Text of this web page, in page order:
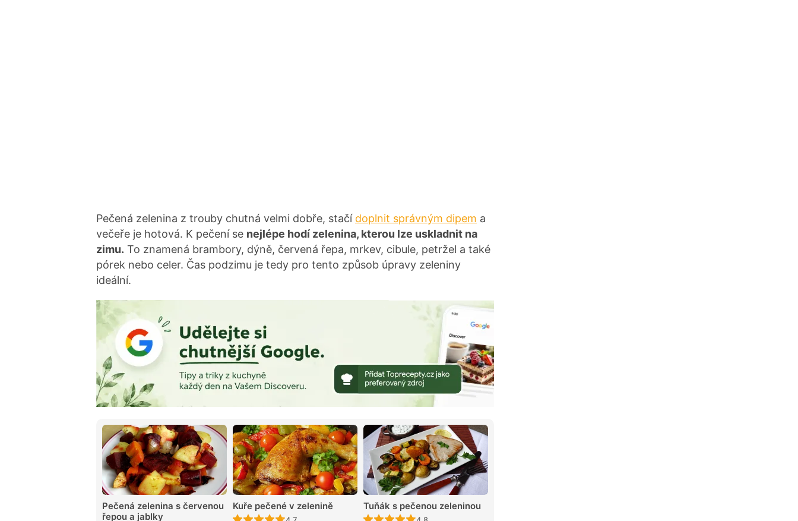
Pečená zelenina z trouby chutná velmi dobře, stačí doplnit správným dipem a
večeře je hotová. K pečení se nejlépe hodí zelenina, kterou lze uskladnit na
zimu. To znamená brambory, dýně, červená řepa, mrkev, cibule, petržel a také
pórek nebo celer. Čas podzimu je tedy pro tento způsob úpravy zeleniny
ideální.
Pečená zelenina s červenou
řepou a jablky
Kuře pečené v zelenině
Recept ještě nebyl hodnocen
Tuňák s pečenou zeleninou
Recept ještě nebyl hodnocen